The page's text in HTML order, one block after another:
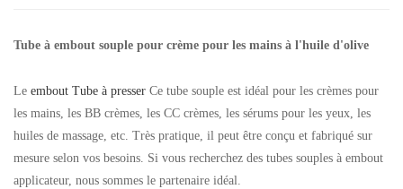
Tube à embout souple pour crème pour les mains à l'huile d'olive
Le embout Tube à presser Ce tube souple est idéal pour les crèmes pour
les mains, les BB crèmes, les CC crèmes, les sérums pour les yeux, les
huiles de massage, etc. Très pratique, il peut être conçu et fabriqué sur
mesure selon vos besoins. Si vous recherchez des tubes souples à embout
applicateur, nous sommes le partenaire idéal.